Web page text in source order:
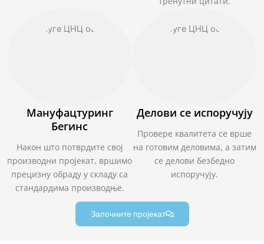
Мануфацтуринг
Бегинс
Након што потврдите свој
производни пројекат, вршимо
прецизну обраду у складу са
стандардима производње.
Делови се испоручују
Провере квалитета се врше
на готовим деловима, а затим
се делови безбедно
испоручују.
Започните пројекат